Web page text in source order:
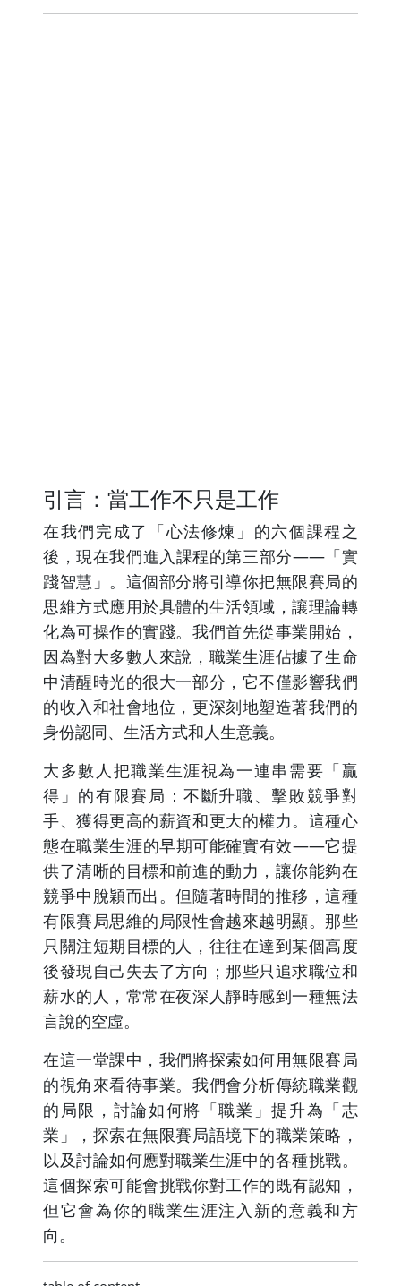
引言：當工作不只是工作
在我們完成了「心法修煉」的六個課程之
後，現在我們進入課程的第三部分——「實
踐智慧」。這個部分將引導你把無限賽局的
思維方式應用於具體的生活領域，讓理論轉
化為可操作的實踐。我們首先從事業開始，
因為對大多數人來說，職業生涯佔據了生命
中清醒時光的很大一部分，它不僅影響我們
的收入和社會地位，更深刻地塑造著我們的
身份認同、生活方式和人生意義。
大多數人把職業生涯視為一連串需要「贏
得」的有限賽局：不斷升職、擊敗競爭對
手、獲得更高的薪資和更大的權力。這種心
態在職業生涯的早期可能確實有效——它提
供了清晰的目標和前進的動力，讓你能夠在
競爭中脫穎而出。但隨著時間的推移，這種
有限賽局思維的局限性會越來越明顯。那些
只關注短期目標的人，往往在達到某個高度
後發現自己失去了方向；那些只追求職位和
薪水的人，常常在夜深人靜時感到一種無法
言說的空虛。
在這一堂課中，我們將探索如何用無限賽局
的視角來看待事業。我們會分析傳統職業觀
的局限，討論如何將「職業」提升為「志
業」，探索在無限賽局語境下的職業策略，
以及討論如何應對職業生涯中的各種挑戰。
這個探索可能會挑戰你對工作的既有認知，
但它會為你的職業生涯注入新的意義和方
向。